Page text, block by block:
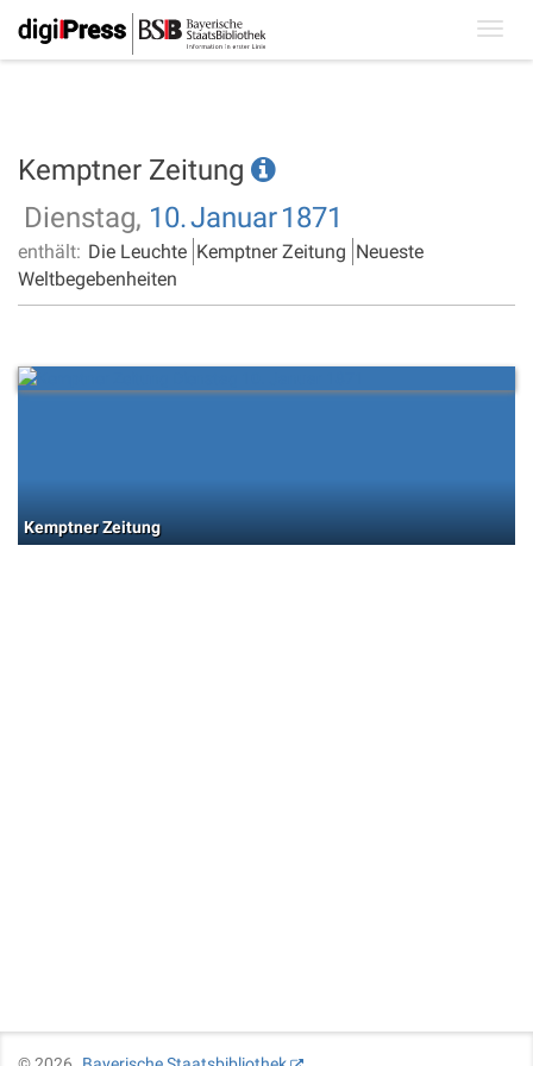
Kemptner Zeitung
Dienstag, 10.Januar1871
enthält: Die Leuchte Kemptner Zeitung Neueste
Weltbegebenheiten
Kemptner Zeitung